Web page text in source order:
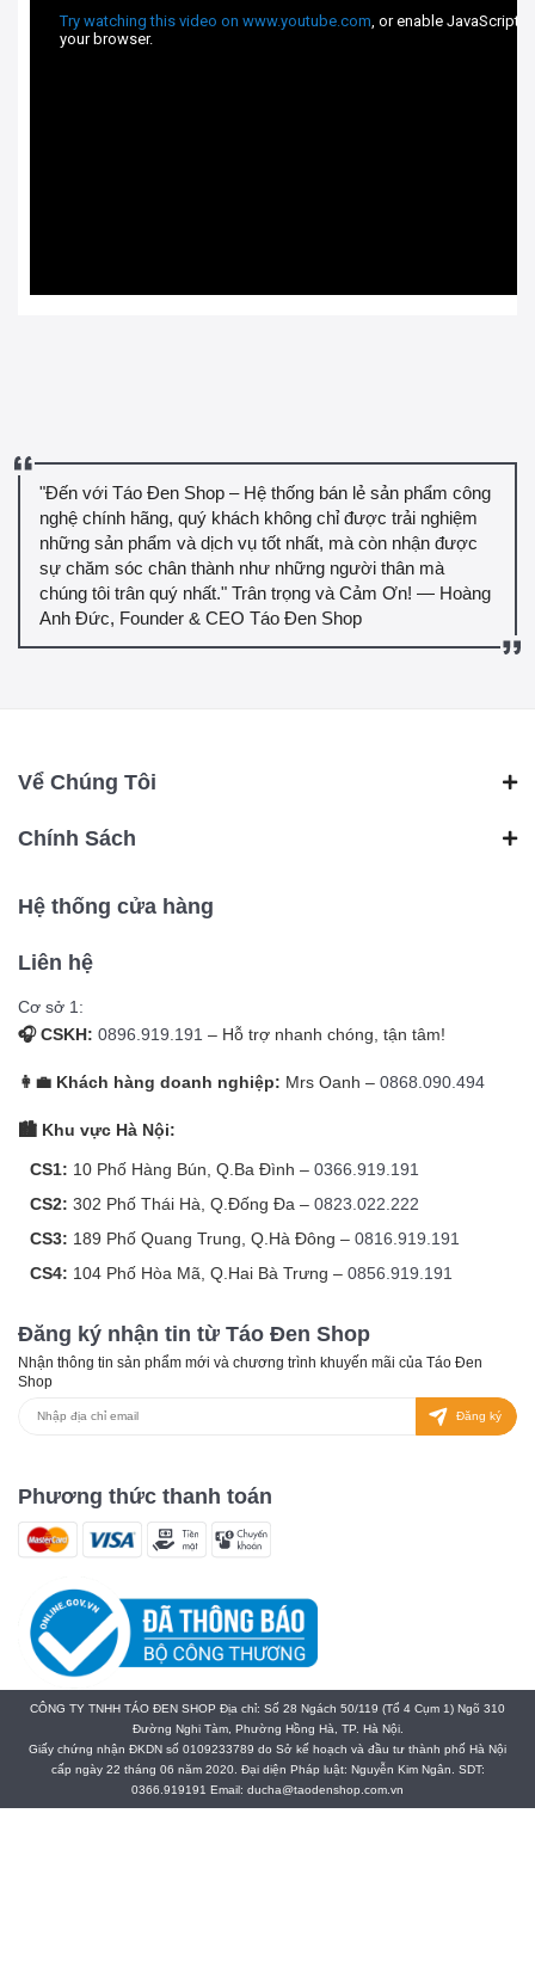
"Đến với Táo Đen Shop – Hệ thống bán lẻ sản phẩm công
nghệ chính hãng, quý khách không chỉ được trải nghiệm
những sản phẩm và dịch vụ tốt nhất, mà còn nhận được
sự chăm sóc chân thành như những người thân mà
chúng tôi trân quý nhất." Trân trọng và Cảm Ơn! — Hoàng
Anh Đức, Founder & CEO Táo Đen Shop
Vể Chúng Tôi
Chính Sách
Hệ thống cửa hàng
Liên hệ
Cơ sở 1:
🎧 CSKH: 0896.919.191 – Hỗ trợ nhanh chóng, tận tâm!
👩‍💼 Khách hàng doanh nghiệp: Mrs Oanh – 0868.090.494
🏙️ Khu vực Hà Nội:
CS1: 10 Phố Hàng Bún, Q.Ba Đình – 0366.919.191
CS2: 302 Phố Thái Hà, Q.Đống Đa – 0823.022.222
CS3: 189 Phố Quang Trung, Q.Hà Đông – 0816.919.191
CS4: 104 Phố Hòa Mã, Q.Hai Bà Trưng – 0856.919.191
Đăng ký nhận tin từ Táo Đen Shop
Nhận thông tin sản phẩm mới và chương trình khuyến mãi của Táo Đen
Shop
Đăng ký
Phương thức thanh toán
CÔNG TY TNHH TÁO ĐEN SHOP Địa chỉ: Số 28 Ngách 50/119 (Tổ 4 Cụm 1) Ngõ 310
Đường Nghi Tàm, Phường Hồng Hà, TP. Hà Nội.
Giấy chứng nhận ĐKDN số 0109233789 do Sở kế hoạch và đầu tư thành phố Hà Nội
cấp ngày 22 tháng 06 năm 2020. Đại diện Pháp luật: Nguyễn Kim Ngân. SDT:
0366.919191 Email: ducha@taodenshop.com.vn